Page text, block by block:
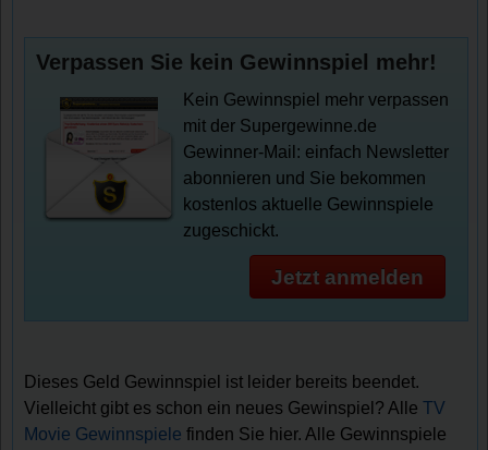
Verpassen Sie kein Gewinnspiel mehr!
Kein Gewinnspiel mehr verpassen
mit der Supergewinne.de
Gewinner-Mail: einfach Newsletter
abonnieren und Sie bekommen
kostenlos aktuelle Gewinnspiele
zugeschickt.
Jetzt anmelden
Dieses Geld Gewinnspiel ist leider bereits beendet.
Vielleicht gibt es schon ein neues Gewinspiel? AlleTV
Movie Gewinnspiele finden Sie hier. Alle Gewinnspiele